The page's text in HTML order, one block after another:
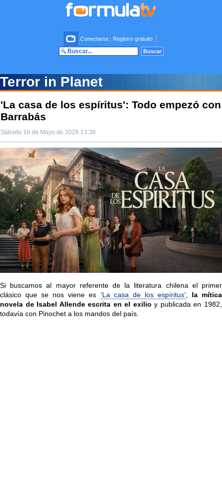
Conectarse | Registro gratuito
Terror in Planet
'La casa de los espíritus': Todo empezó con
Barrabás
Sábado 16 de Mayo de 2026 13:38
Si buscamos al mayor referente de la literatura chilena el primer
clásico que se nos viene es 'La casa de los espíritus'
la mítica
novela de Isabel Allende escrita en el exilio y publicada en 1982,
todavía con Pinochet a los mandos del país.